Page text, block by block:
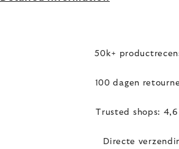
50k+
100 dagen
Trusted shops:
Directe